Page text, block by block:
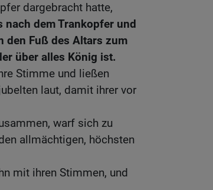
dargebracht hatte,
nach dem Trankopfer und
den Fuß des Altars zum
über alles König ist.
Stimme und ließen
laut, damit ihrer vor
warf sich zu
allmächtigen, höchsten
mit ihren Stimmen, und